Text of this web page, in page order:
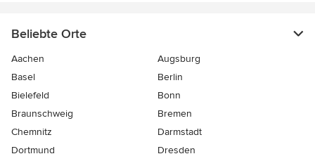
Beliebte Orte
Aachen
Augsburg
Basel
Berlin
Bielefeld
Bonn
Braunschweig
Bremen
Chemnitz
Darmstadt
Dortmund
Dresden